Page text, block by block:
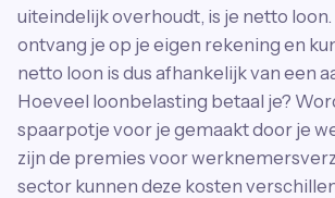
uiteindelijk overhoudt, is je netto
ontvang je op je eigen rekening en
netto loon is dus afhankelijk van een
Hoeveel loonbelasting betaal je?
spaarpotje voor je gemaakt door je
zijn de premies voor
sector kunnen deze kosten